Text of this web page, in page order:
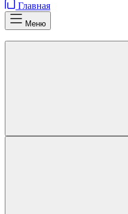
Главная
Меню